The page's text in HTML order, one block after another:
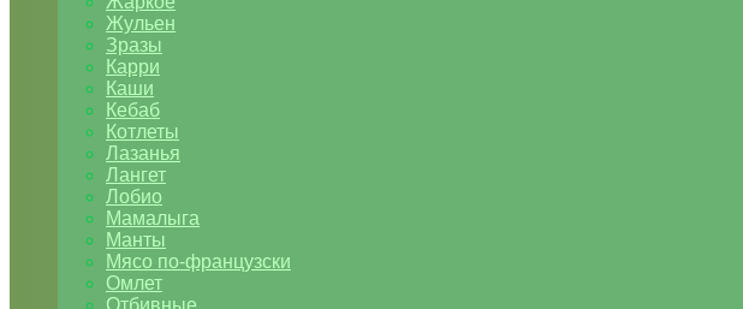
Жульен
Зразы
Карри
Каши
Кебаб
Котлеты
Лазанья
Лангет
Лобио
Мамалыга
Манты
Мясо по-французски
Омлет
Отбивные